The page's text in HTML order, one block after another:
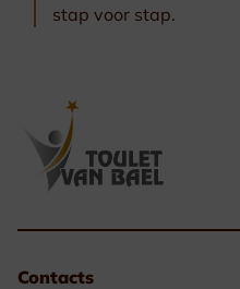
stap voor stap.
Contacts